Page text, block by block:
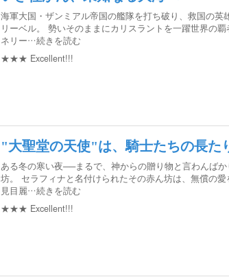
海軍大国・ザンミアル帝国の艦隊を打ち破り、救国の英
リーベル。 勢いそのままにカリスラントを一躍世界の
ネリー…続きを読む
★★★ Excellent!!!
"大聖堂の天使"は、騎士たちの長た
ある冬の寒い夜──まるで、神からの贈り物と言わんば
坊。 セラフィナと名付けられたその赤ん坊は、無償の
見目麗…続きを読む
★★★ Excellent!!!